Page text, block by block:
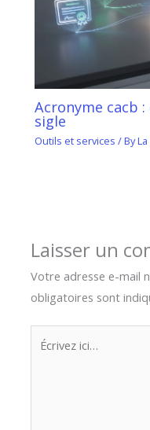
Acronyme cacb
sigle
Outils et services / By
Laisser un
Votre adresse e-mail
obligatoires sont